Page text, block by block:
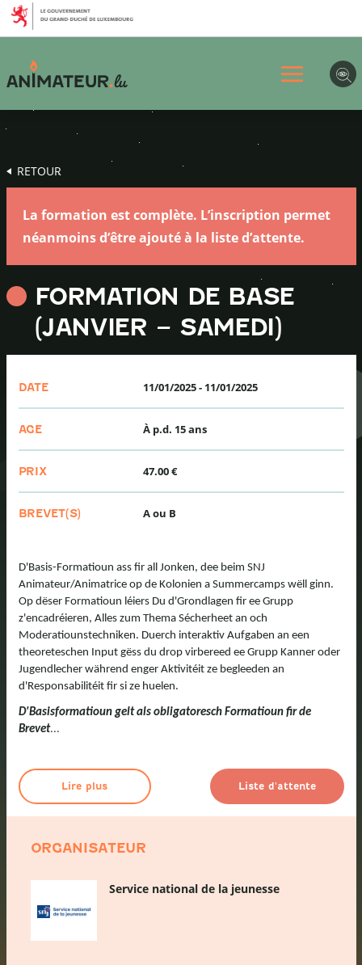
Aller
au
menu
principal
Aller
au
contenu
Aller
au
pied
page
RETOUR
La formation est complète. L’inscription permet
néanmoins d’être ajouté à la liste d’attente.
FORMATION DE BASE
(JANVIER – SAMEDI)
DATE 11/01/2025- 11/01/2025
AGE À p.d. 15 ans
PRIX 47.00 €
BREVET(S) A ou B
D'Basis-Formatioun ass fir all Jonken, dee beim SNJ
Animateur/Animatrice op de Kolonien a Summercamps wëll ginn.
Op dëser Formatioun léiers Du d'Grondlagen fir ee Grupp
z'encadréieren, Alles zum Thema Sécherheet an och
Moderatiounstechniken. Duerch interaktiv Aufgaben an een
theoreteschen Input gëss du drop virbereed ee Grupp Kanner oder
Jugendlecher während enger Aktivitéit ze begleeden an
d'Responsabilitéit fir si ze huelen.
D'Basisformatioun gelt als obligatoresch Formatioun fir de
Brevet...
Lire plus Liste d'attente
ORGANISATEUR
Service national de la jeunesse